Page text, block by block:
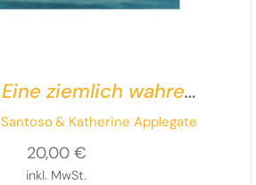
ziemlich wahre
& Katherine Applegate
20,00 €
inkl. MwSt.